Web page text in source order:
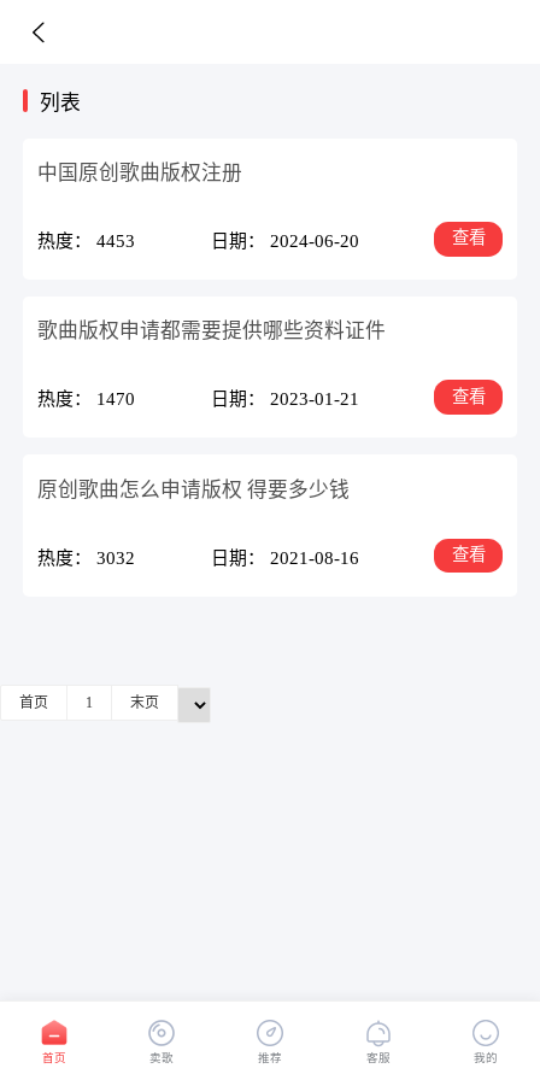
列表
中国原创歌曲版权注册
热度： 4453 日期： 2024-06-20 查看
歌曲版权申请都需要提供哪些资料证件
热度： 1470 日期： 2023-01-21 查看
原创歌曲怎么申请版权 得要多少钱
热度： 3032 日期： 2021-08-16 查看
首页 1 末页
首页 卖歌 推荐 客服 我的